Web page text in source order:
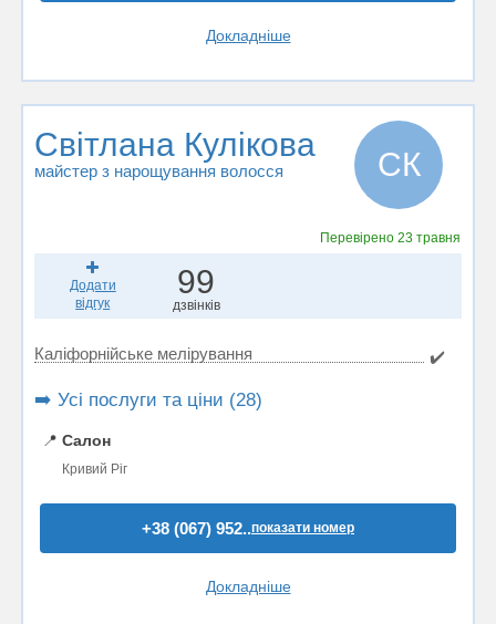
Докладніше
Світлана Кулікова
майстер з нарощування волосся СК
Перевірено23 травня
Додати
відгук
99
дзвінків
Каліфорнійське мелірування ✔️
➡️ Усі послуги та ціни (28)
📍 Салон
Кривий Ріг
+38 (067) 952..показати номер
Докладніше